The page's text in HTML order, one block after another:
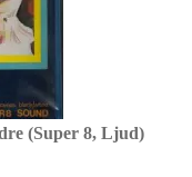
(Super 8, Ljud)